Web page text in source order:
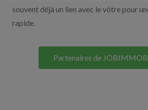
souvent déjà un lien avec le vôtre pour
rapide.
Partenaires de